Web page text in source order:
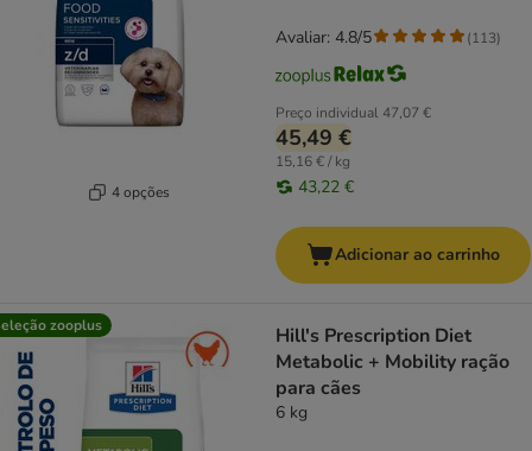
4 opções
Preço individual47,07 €
45,49 €
15,16 € / kg
43,22 €
Avaliar: 4.8/5 (113)
Adicionar ao carrinho
zooplus
Hill's Prescription Diet
Metabolic + Mobility ração
para cães
6 kg